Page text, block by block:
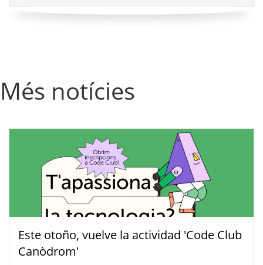
Més notícies
Este otoño, vuelve la actividad 'Code Club
Canòdrom'